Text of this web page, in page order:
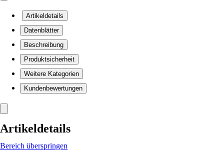
Artikeldetails
Datenblätter
Beschreibung
Produktsicherheit
Weitere Kategorien
Kundenbewertungen
Artikeldetails
Bereich überspringen